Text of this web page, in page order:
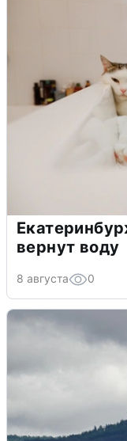
вернут воду
8 августа 0